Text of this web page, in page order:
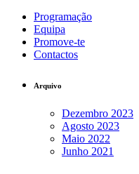
Programação
Equipa
Promove-te
Contactos
Arquivo
Dezembro 2023
Agosto 2023
Maio 2022
Junho 2021